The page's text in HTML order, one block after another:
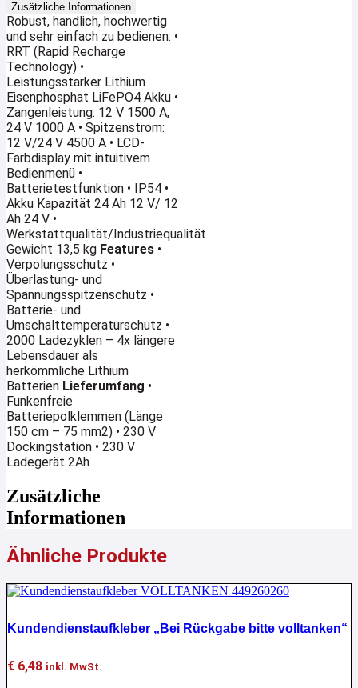
Zusätzliche Informationen
Robust, handlich, hochwertig
und sehr einfach zu bedienen: •
RRT (Rapid Recharge
Technology) •
Leistungsstarker Lithium
Eisenphosphat LiFePO4 Akku •
Zangenleistung: 12 V 1500 A,
24 V 1000 A • Spitzenstrom:
12 V/24 V 4500 A • LCD-
Farbdisplay mit intuitivem
Bedienmenü •
Batterietestfunktion • IP54 •
Akku Kapazität 24 Ah 12 V/ 12
Ah 24 V •
Werkstattqualität/Industriequalität
Gewicht 13,5 kg Features •
Verpolungsschutz •
Überlastung- und
Spannungsspitzenschutz •
Batterie- und
Umschalttemperaturschutz •
2000 Ladezyklen – 4x längere
Lebensdauer als
herkömmliche Lithium
Batterien Lieferumfang •
Funkenfreie
Batteriepolklemmen (Länge
150 cm – 75 mm2) • 230 V
Dockingstation • 230 V
Ladegerät 2Ah
Zusätzliche
Informationen
Ähnliche Produkte
Kundendienstaufkleber „Bei Rückgabe bitte volltanken“
€ 6,48 inkl. MwSt.